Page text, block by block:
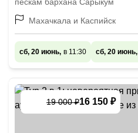
Махачкала и Каспийск
сб, 20 июнь, в 11:30 сб, 20 июнь,
19 000 ₽16 150 ₽